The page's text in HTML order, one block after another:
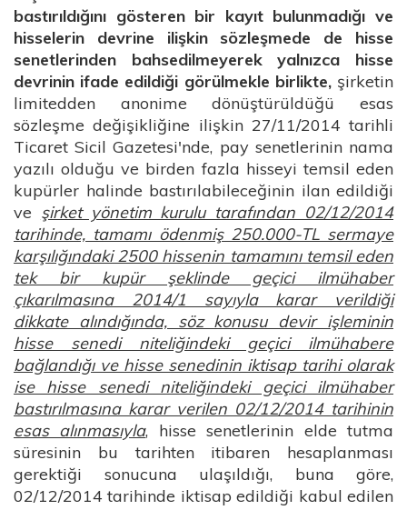
bastırıldığını gösteren bir kayıt bulunmadığı ve
hisselerin devrine ilişkin sözleşmede de hisse
senetlerinden bahsedilmeyerek yalnızca hisse
devrinin ifade edildiği görülmekle birlikte,şirketin
limitedden anonime dönüştürüldüğü esas
sözleşme değişikliğine ilişkin 27/11/2014 tarihli
Ticaret Sicil Gazetesi'nde, pay senetlerinin nama
yazılı olduğu ve birden fazla hisseyi temsil eden
kupürler halinde bastırılabileceğinin ilan edildiği
ve şirket yönetim kurulu tarafından 02/12/2014
tarihinde, tamamı ödenmiş 250.000-TL sermaye
karşılığındaki 2500 hissenin tamamını temsil eden
tek bir kupür şeklinde geçici ilmühaber
çıkarılmasına 2014/1 sayıyla karar verildiği
dikkate alındığında, söz konusu devir işleminin
hisse senedi niteliğindeki geçici ilmühabere
bağlandığı ve hisse senedinin iktisap tarihi olarak
ise hisse senedi niteliğindeki geçici ilmühaber
bastırılmasına karar verilen 02/12/2014 tarihinin
esas alınmasıyla, hisse senetlerinin elde tutma
süresinin bu tarihten itibaren hesaplanması
gerektiği sonucuna ulaşıldığı, buna göre,
02/12/2014 tarihinde iktisap edildiği kabul edilen